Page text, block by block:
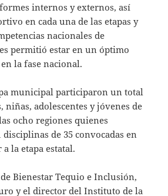
internos y externos, así
en cada una de las etapas y
nacionales de
permitió estar en un óptimo
la fase nacional.
municipal participaron un total
niñas, adolescentes y jóvenes de
ocho regiones quienes
de 35 convocadas en
la etapa estatal.
Bienestar Tequio e Inclusión,
y el director del Instituto de la